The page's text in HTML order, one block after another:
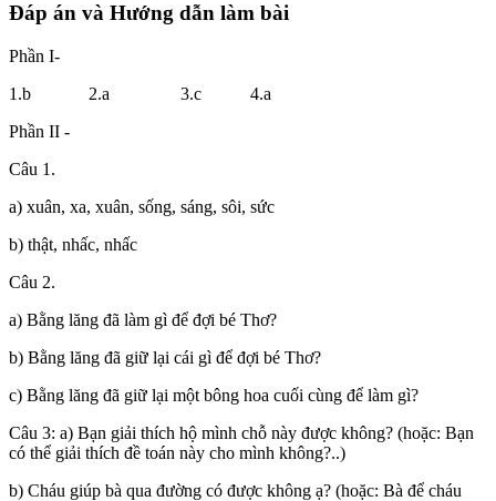
Đáp án và Hướng dẫn làm bài
Phần I-
1.b 2.a 3.c 4.a
Phần II -
Câu 1.
a) xuân, xa, xuân, sống, sáng, sôi, sức
b) thật, nhấc, nhấc
Câu 2.
a) Bằng lăng đã làm gì để đợi bé Thơ?
b) Bằng lăng đã giữ lại cái gì để đợi bé Thơ?
c) Bằng lăng đã giữ lại một bông hoa cuối cùng để làm gì?
Câu 3: a) Bạn giải thích hộ mình chỗ này được không? (hoặc: Bạn
có thể giải thích đề toán này cho mình không?..)
b) Cháu giúp bà qua đường có được không ạ? (hoặc: Bà để cháu